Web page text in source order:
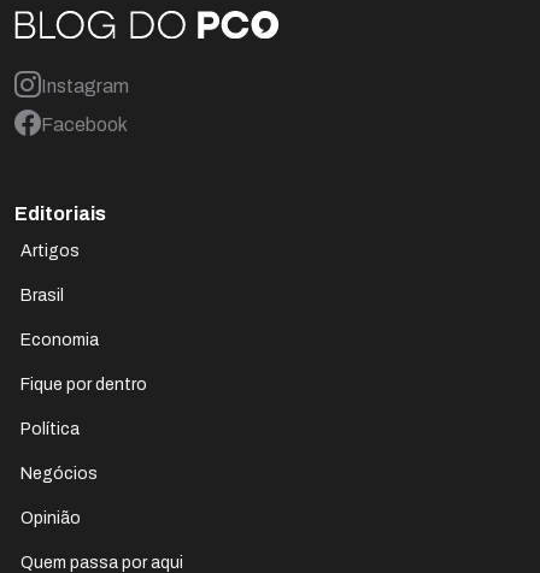
Instagram
Facebook
Editoriais
Artigos
Brasil
Economia
Fique por dentro
Política
Negócios
Opinião
Quem passa por aqui